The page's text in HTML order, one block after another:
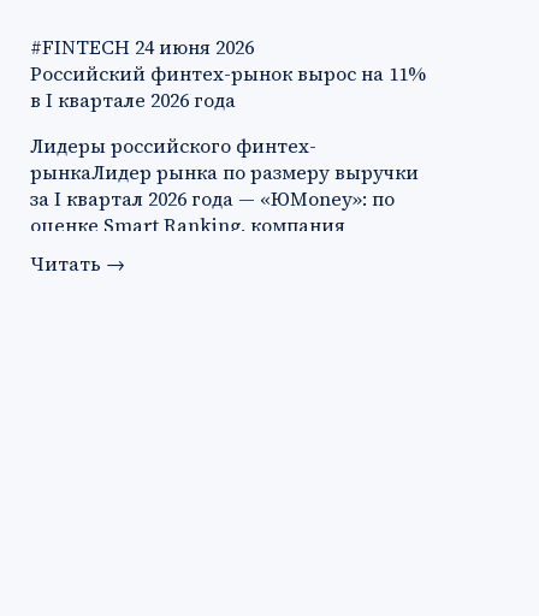
#FINTECH 24 июня 2026
Российский финтех-рынок вырос на 11%
в I квартале 2026 года
Лидеры российского финтех-
рынкаЛидер рынка по размеру выручки
за I квартал 2026 года — «ЮMoney»: по
оценке Smart Ranking, компания
заработа…
Читать →